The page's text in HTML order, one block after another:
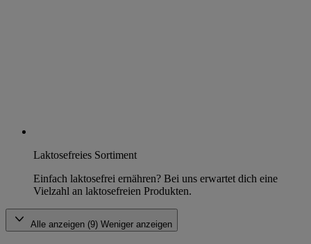
Laktosefreies Sortiment
Einfach laktosefrei ernähren? Bei uns erwartet dich eine
Vielzahl an laktosefreien Produkten.
Alle anzeigen (9) Weniger anzeigen